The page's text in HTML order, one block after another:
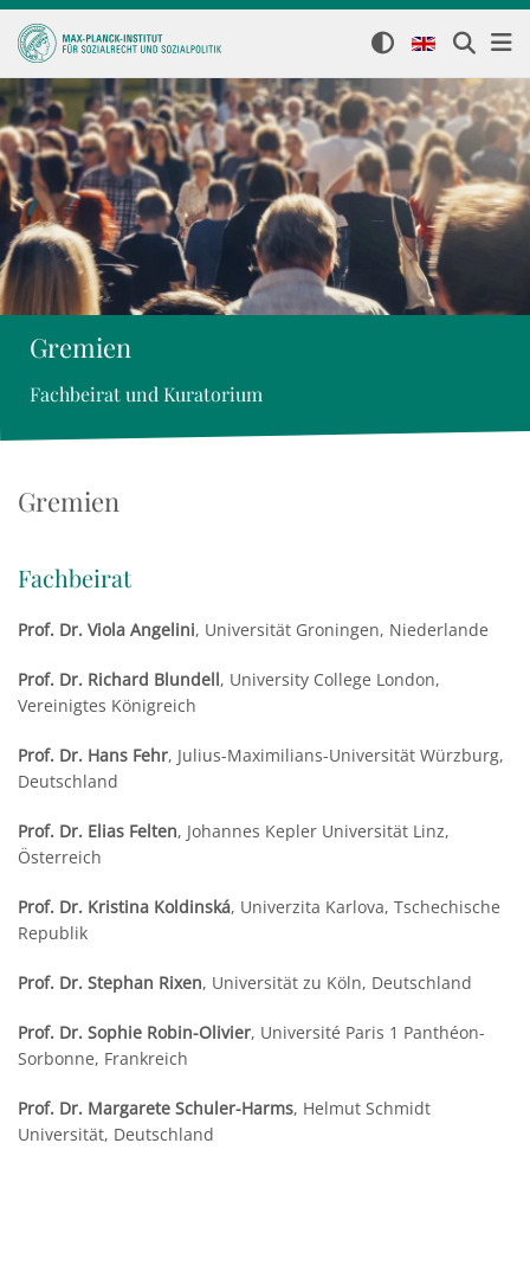
Gremien
Fachbeirat und Kuratorium
Gremien
Fachbeirat
Prof. Dr. Viola Angelini, Universität Groningen, Niederlande
Prof. Dr. Richard Blundell, University College London,
Vereinigtes Königreich
Prof. Dr. Hans Fehr, Julius-Maximilians-Universität Würzburg,
Deutschland
Prof. Dr. Elias Felten, Johannes Kepler Universität Linz,
Österreich
Prof. Dr. Kristina Koldinská, Univerzita Karlova, Tschechische
Republik
Prof. Dr. Stephan Rixen, Universität zu Köln, Deutschland
Prof. Dr. Sophie Robin-Olivier, Université Paris 1 Panthéon-
Sorbonne, Frankreich
Prof. Dr. Margarete Schuler-Harms, Helmut Schmidt
Universität, Deutschland